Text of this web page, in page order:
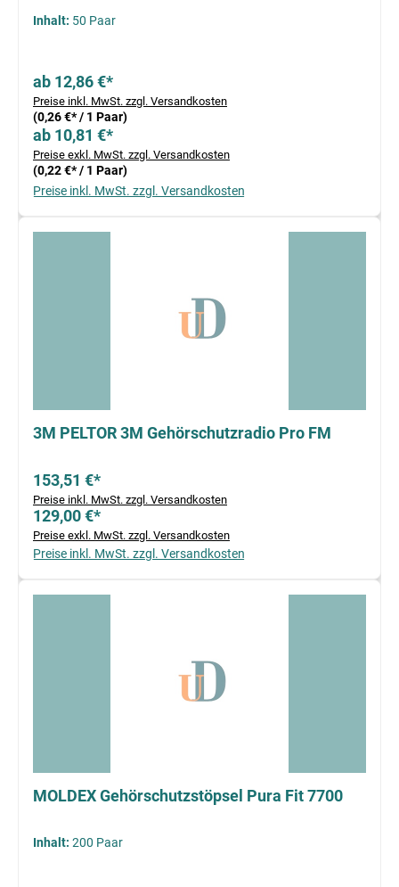
Inhalt: 50 Paar
ab 12,86 €*
Preise inkl. MwSt. zzgl. Versandkosten
(0,26 €* / 1 Paar)
ab 10,81 €*
Preise exkl. MwSt. zzgl. Versandkosten
(0,22 €* / 1 Paar)
Preise inkl. MwSt. zzgl. Versandkosten
3M PELTOR 3M Gehörschutzradio Pro FM
153,51 €*
Preise inkl. MwSt. zzgl. Versandkosten
129,00 €*
Preise exkl. MwSt. zzgl. Versandkosten
Preise inkl. MwSt. zzgl. Versandkosten
MOLDEX Gehörschutzstöpsel Pura Fit 7700
Inhalt: 200 Paar